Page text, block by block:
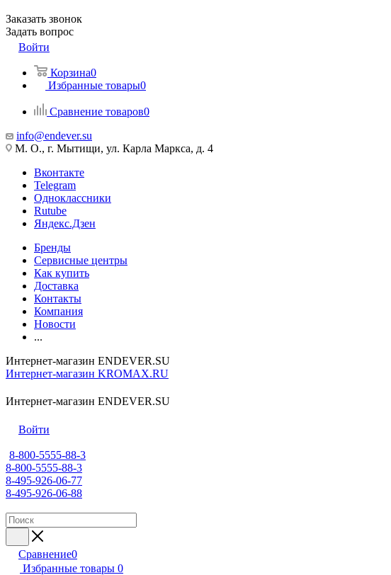
Заказать звонок
Задать вопрос
Войти
Корзина0
Избранные товары0
Сравнение товаров0
info@endever.su
М. О., г. Мытищи, ул. Карла Маркса, д. 4
Вконтакте
Telegram
Одноклассники
Rutube
Яндекс.Дзен
Бренды
Сервисные центры
Как купить
Доставка
Контакты
Компания
Новости
...
Интернет-магазин ENDEVER.SU
Интернет-магазин KROMAX.RU
Интернет-магазин ENDEVER.SU
Войти
8-800-5555-88-3
8-800-5555-88-3
8-495-926-06-77
8-495-926-06-88
Сравнение0
Избранные товары 0